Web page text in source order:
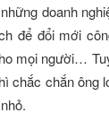
doanh
để đổi mới
mọi người…
chắc chắn ông